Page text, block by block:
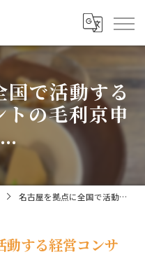
国で活動する
トの毛利京申
名古屋を拠点に全国で活動する経営コンサルタントの毛利京申です...
動する経営コンサ